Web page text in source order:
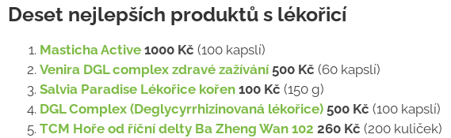
Deset nejlepších produktů s lékořicí
Masticha Active 1000 Kč (100 kapslí)
Venira DGL complex zdravé zažívání 500 Kč (60 kapslí)
Salvia Paradise Lékořice kořen 100 Kč (150 g)
DGL Complex (Deglycyrrhizinovaná lékořice) 500 Kč (100 kapslí)
TCM Hoře od říční delty Ba Zheng Wan 102 260 Kč (200 kuliček)